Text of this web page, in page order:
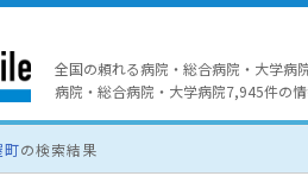
全国の頼れる病院・総合病院・大学病
病院・総合病院・大学病院7,945件の
町の検索結果